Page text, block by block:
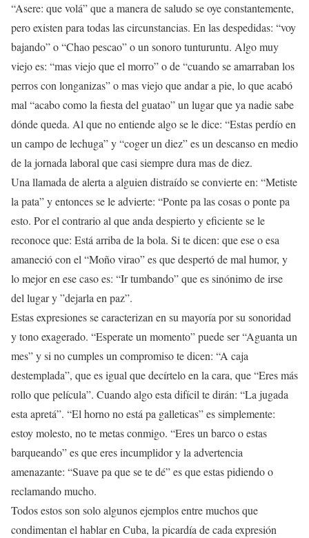
“Asere: que volá” que a manera de saludo se oye constantemente,
pero existen para todas las circunstancias. En las despedidas: “voy
bajando” o “Chao pescao” o un sonoro tunturuntu. Algo muy
viejo es: “mas viejo que el morro” o de “cuando se amarraban los
perros con longanizas” o mas viejo que andar a pie, lo que acabó
mal “acabo como la fiesta del guatao” un lugar que ya nadie sabe
dónde queda. Al que no entiende algo se le dice: “Estas perdío en
un campo de lechuga” y “coger un diez” es un descanso en medio
de la jornada laboral que casi siempre dura mas de diez.
Una llamada de alerta a alguien distraído se convierte en: “Metiste
la pata” y entonces se le advierte: “Ponte pa las cosas o ponte pa
esto. Por el contrario al que anda despierto y eficiente se le
reconoce que: Está arriba de la bola. Si te dicen: que ese o esa
amaneció con el “Moño virao” es que despertó de mal humor, y
lo mejor en ese caso es: “Ir tumbando” que es sinónimo de irse
del lugar y ”dejarla en paz”.
Estas expresiones se caracterizan en su mayoría por su sonoridad
y tono exagerado. “Esperate un momento” puede ser “Aguanta un
mes” y si no cumples un compromiso te dicen: “A caja
destemplada”, que es igual que decírtelo en la cara, que “Eres más
rollo que película”. Cuando algo esta difícil te dirán: “La jugada
esta apretá”. “El horno no está pa galleticas” es simplemente:
estoy molesto, no te metas conmigo. “Eres un barco o estas
barqueando” es que eres incumplidor y la advertencia
amenazante: “Suave pa que se te dé” es que estas pidiendo o
reclamando mucho.
Todos estos son solo algunos ejemplos entre muchos que
condimentan el hablar en Cuba, la picardía de cada expresión